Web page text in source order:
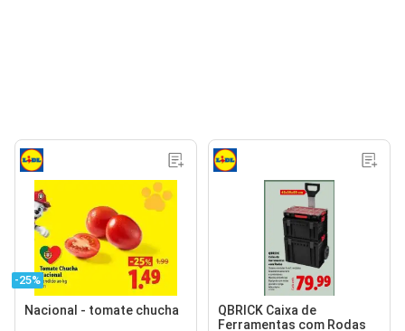
-25%
Nacional - tomate chucha
QBRICK Caixa de
Ferramentas com Rodas